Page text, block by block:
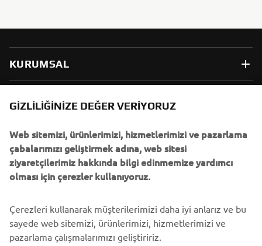
KURUMSAL
DAHA FAZLA YAMAHA
DESTEK
BÜLTEN
En son fırsatları, özel etkinlikleri, yeni çıkan ürünleri ve daha
fazlasını ilk öğrenen siz olun
GIZLILIĞINIZE DEĞER VERIYORUZ
Web sitemizi, ürünlerimizi, hizmetlerimizi ve pazarlama
çabalarımızı geliştirmek adına, web sitesi
ziyaretçilerimiz hakkında bilgi edinmemize yardımcı
olması için çerezler kullanıyoruz.
Çerezleri kullanarak müşterilerimizi daha iyi anlarız ve bu
sayede web sitemizi, ürünlerimizi, hizmetlerimizi ve
pazarlama çalışmalarımızı geliştiririz.